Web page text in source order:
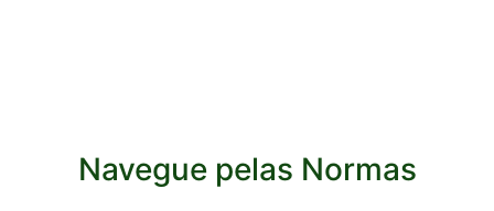
Navegue pelas Normas